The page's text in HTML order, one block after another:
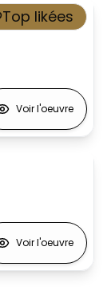
Top likées
Voir l'oeuvre
Voir l'oeuvre